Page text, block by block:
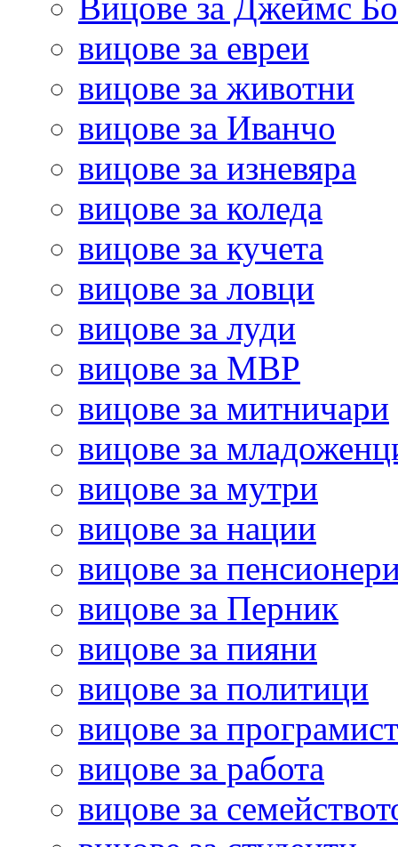
вицове за евреи
вицове за животни
вицове за Иванчо
вицове за изневяра
вицове за коледа
вицове за кучета
вицове за ловци
вицове за луди
вицове за МВР
вицове за митничари
вицове за
вицове за мутри
вицове за нации
вицове за
вицове за Перник
вицове за пияни
вицове за политици
вицове за
вицове за работа
вицове за